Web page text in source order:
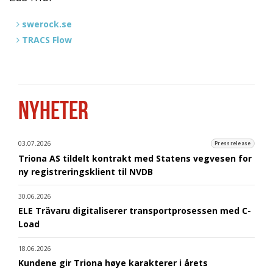
swerock.se
TRACS Flow
NYHETER
03.07.2026 Pressrelease
Triona AS tildelt kontrakt med Statens vegvesen for
ny registreringsklient til NVDB
30.06.2026
ELE Trävaru digitaliserer transportprosessen med C-
Load
18.06.2026
Kundene gir Triona høye karakterer i årets